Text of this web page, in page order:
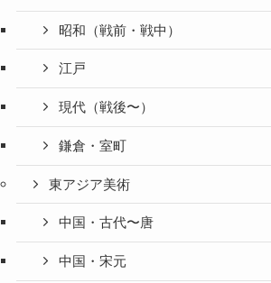
昭和（戦前・戦中）
江戸
現代（戦後〜）
鎌倉・室町
東アジア美術
中国・古代〜唐
中国・宋元